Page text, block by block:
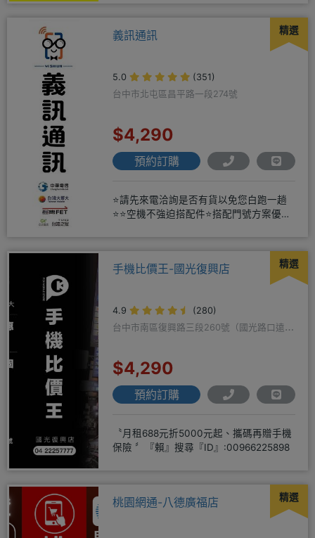
精選
義訊通訊
5.0
(351)
台中市北屯區昌平路一段274號
$4,290
預約訂購
⭐請先來電洽詢是否有貨以免您白跑一趟
⭐⭐空機不強迫搭配件⭐搭配門號方案優惠
精選
手機比價王-國光復興店
4.9
(280)
台中市南區復興路三段260號（國光路口遠傳
$4,290
預約訂購
〝月租688元折5000元起、攜碼再贈手機
保險 〞『賴』搜尋『ID』:00966225898
精選
桃園網通-八德廣福店